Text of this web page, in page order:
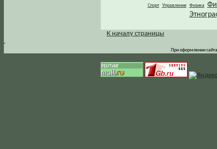
Спорт Управление Физика
.
К началу страницы
При оформлении